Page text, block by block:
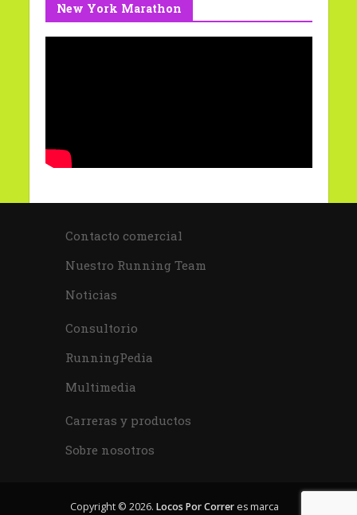
New York Marathon
Contacto comercial
Nuestro Running Team
Noticias
Consultorio
RunningPedia
Multimedia
Carreras y productos
Sobre nosotros
Copyright © 2026. Locos Por Correr es marca